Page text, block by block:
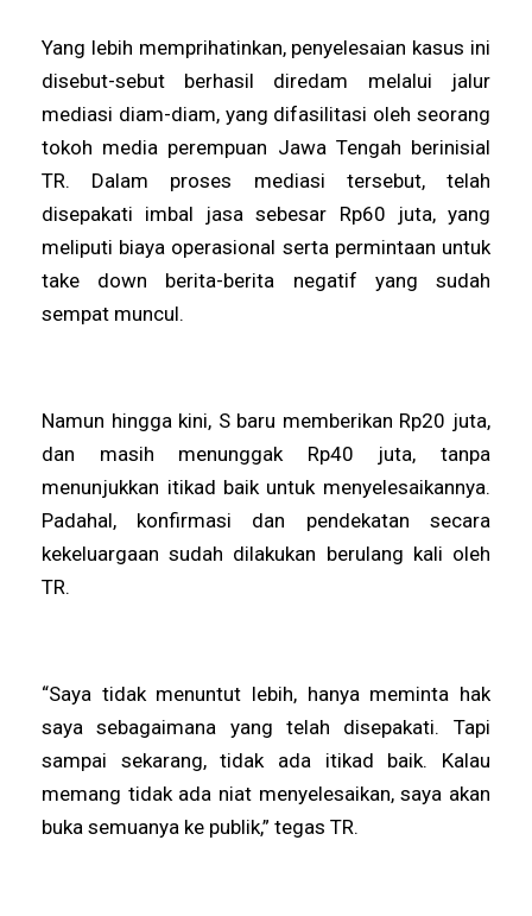
Yang lebih memprihatinkan, penyelesaian kasus ini
disebut-sebut berhasil diredam melalui jalur
mediasi diam-diam, yang difasilitasi oleh seorang
tokoh media perempuan Jawa Tengah berinisial
TR. Dalam proses mediasi tersebut, telah
disepakati imbal jasa sebesar Rp60 juta, yang
meliputi biaya operasional serta permintaan untuk
take down berita-berita negatif yang sudah
sempat muncul.
Namun hingga kini, S baru memberikan Rp20 juta,
dan masih menunggak Rp40 juta, tanpa
menunjukkan itikad baik untuk menyelesaikannya.
Padahal, konfirmasi dan pendekatan secara
kekeluargaan sudah dilakukan berulang kali oleh
TR.
“Saya tidak menuntut lebih, hanya meminta hak
saya sebagaimana yang telah disepakati. Tapi
sampai sekarang, tidak ada itikad baik. Kalau
memang tidak ada niat menyelesaikan, saya akan
buka semuanya ke publik,” tegas TR.